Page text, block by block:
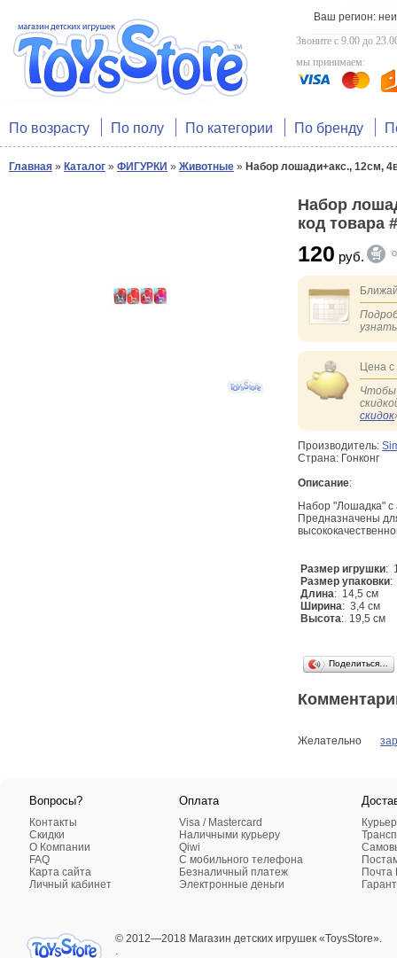
Ваш регион:
Звоните с 9.00 до
мы принимаем:
По возрасту По полу По категории По бренду
Главная » Каталог » ФИГУРКИ » Животные » Набор лошади+акс., 12см,
Набор
код товара
120 руб.
Цена
Чтобы
скидок
Производитель:
Страна: Гонконг
Описание:
Набор "Лошадка" с
Предназначены
Размер игрушки:
Размер упаковки:
Длина: 14,5 см
Ширина: 3,4 см
Высота: 19,5 см
Поделиться…
Желательно
Вопросы?
Контакты
Скидки
О Компании
FAQ
Карта сайта
Личный кабинет
Оплата
Visa / Mastercard
Наличными курьеру
Qiwi
C мобильного телефона
Безналичный платеж
Электронные деньги
Почта
© 2012—2018 Магазин детских игрушек «ToysStore».
.